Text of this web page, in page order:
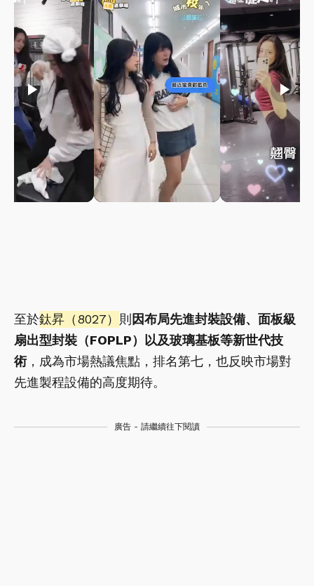
play_arrow play_arrow play_arrow
至於鈦昇（8027） 則因布局先進封裝設備、面板級
扇出型封裝（FOPLP）以及玻璃基板等新世代技
術，成為市場熱議焦點，排名第七，也反映市場對
先進製程設備的高度期待。
廣告 - 請繼續往下閱讀